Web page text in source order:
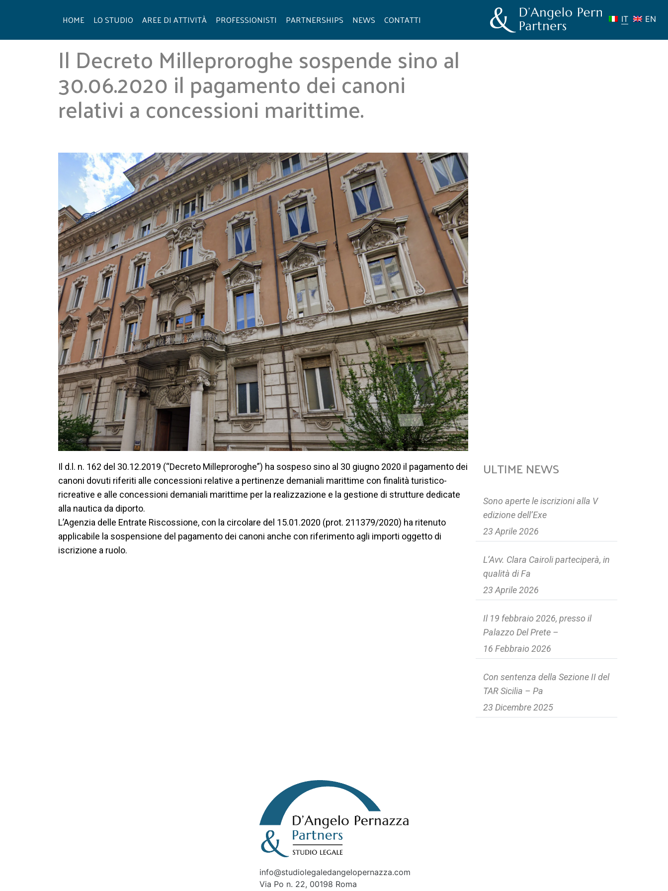
HOME LO STUDIO AREE DI ATTIVITÀ PROFESSIONISTI PARTNERSHIPS NEWS CONTATTI
Il Decreto Milleproroghe sospende sino al
30.06.2020 il pagamento dei canoni
relativi a concessioni marittime.
Il d.l. n. 162 del 30.12.2019 (“Decreto Milleproroghe”) ha sospeso sino al 30 giugno 2020 il pagamento dei
canoni dovuti riferiti alle concessioni relative a pertinenze demaniali marittime con finalità turistico-
ricreative e alle concessioni demaniali marittime per la realizzazione e la gestione di strutture dedicate
alla nautica da diporto.
L’Agenzia delle Entrate Riscossione, con la circolare del 15.01.2020 (prot. 211379/2020) ha ritenuto
applicabile la sospensione del pagamento dei canoni anche con riferimento agli importi oggetto di
iscrizione a ruolo.
ULTIME NEWS
Sono aperte le iscrizioni alla V
edizione dell’Exe
23 Aprile 2026
L’Avv. Clara Cairoli parteciperà, in
qualità di Fa
23 Aprile 2026
Il 19 febbraio 2026, presso il
Palazzo Del Prete –
16 Febbraio 2026
Con sentenza della Sezione II del
TAR Sicilia – Pa
23 Dicembre 2025
info@studiolegaledangelopernazza.com
Via Po n. 22, 00198 Roma
IT EN